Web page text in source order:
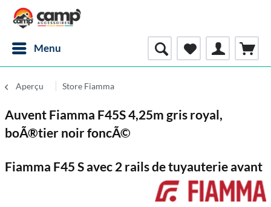
Menu
Aperçu Store Fiamma
Auvent Fiamma F45S 4,25m gris royal,
boÃ®tier noir foncÃ©
Fiamma F45 S avec 2 rails de tuyauterie avant